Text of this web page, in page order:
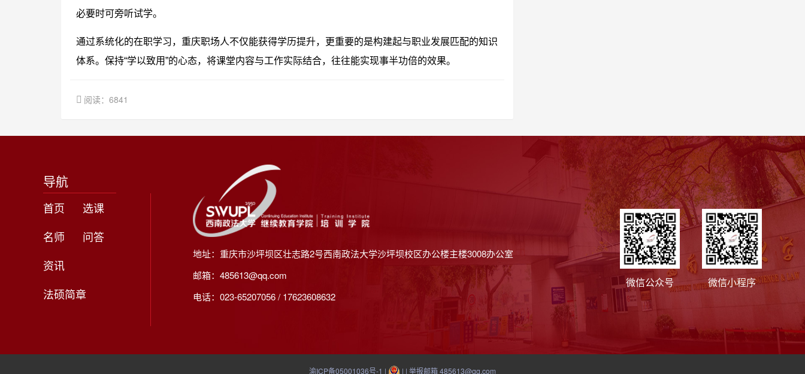
必要时可旁听试学。
通过系统化的在职学习，重庆职场人不仅能获得学历提升，更重要的是构建起与职业发展匹配的知识
体系。保持“学以致用”的心态，将课堂内容与工作实际结合，往往能实现事半功倍的效果。
阅读：6841
导航
首页
选课
名师
问答
资讯
法硕简章
地址：重庆市沙坪坝区壮志路2号西南政法大学沙坪坝校区办公楼主楼3008办公室
邮箱：485613@qq.com
电话：023-65207056 / 17623608632
微信公众号 微信小程序
渝ICP备05001036号-1 | | | 举报邮箱 485613@qq.com